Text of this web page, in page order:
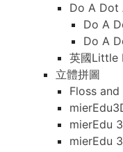
Do A Dot
Do A
Do A
英國Little
立體拼圖
Floss and
mierEdu
mierEdu